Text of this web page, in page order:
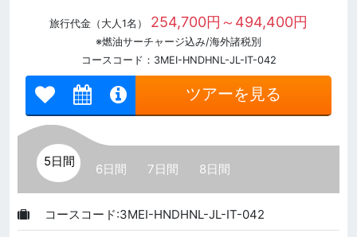
旅行代金（大人1名） 254,700円～494,400円
※燃油サーチャージ込み/海外諸税別
コースコード：3MEI-HNDHNL-JL-IT-042
ツアーを見る
5日間
6日間 7日間 8日間
コースコード:3MEI-HNDHNL-JL-IT-042